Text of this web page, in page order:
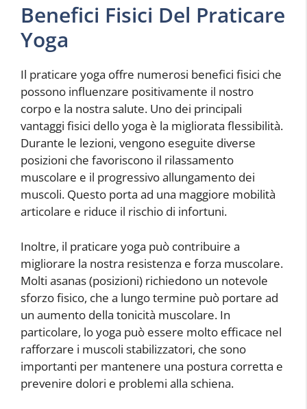
Benefici Fisici Del Praticare
Yoga
Il praticare yoga offre numerosi benefici fisici che
possono influenzare positivamente il nostro
corpo e la nostra salute. Uno dei principali
vantaggi fisici dello yoga è la migliorata flessibilità.
Durante le lezioni, vengono eseguite diverse
posizioni che favoriscono il rilassamento
muscolare e il progressivo allungamento dei
muscoli. Questo porta ad una maggiore mobilità
articolare e riduce il rischio di infortuni.
Inoltre, il praticare yoga può contribuire a
migliorare la nostra resistenza e forza muscolare.
Molti asanas (posizioni) richiedono un notevole
sforzo fisico, che a lungo termine può portare ad
un aumento della tonicità muscolare. In
particolare, lo yoga può essere molto efficace nel
rafforzare i muscoli stabilizzatori, che sono
importanti per mantenere una postura corretta e
prevenire dolori e problemi alla schiena.